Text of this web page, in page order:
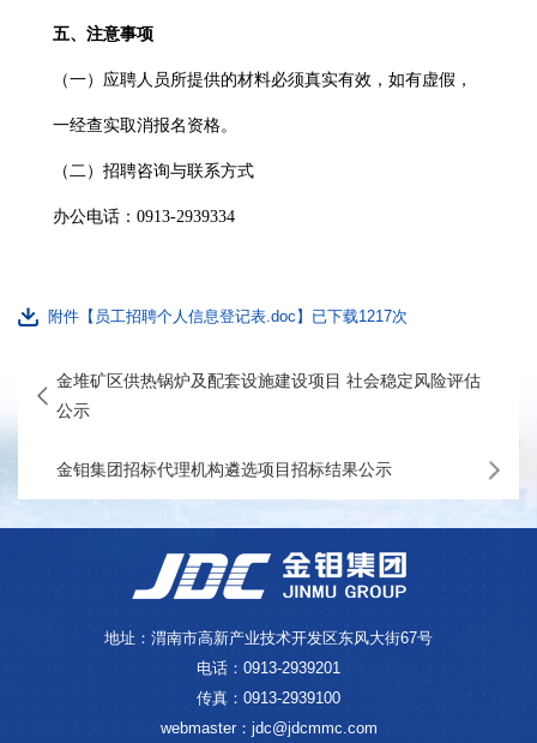
五、注意事项
（一）应聘人员所提供的材料必须真实有效，如有虚假，
一经查实取消报名资格。
（二）招聘咨询与联系方式
办公电话： 0913-2939334
附件【员工招聘个人信息登记表.doc】已下载1217次
金堆矿区供热锅炉及配套设施建设项目 社会稳定风险评估
公示
金钼集团招标代理机构遴选项目招标结果公示
地址：渭南市高新产业技术开发区东风大街67号
电话：0913-2939201
传真：0913-2939100
webmaster：jdc@jdcmmc.com